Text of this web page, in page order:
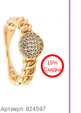
15%
Скидка
Артикул: 824597